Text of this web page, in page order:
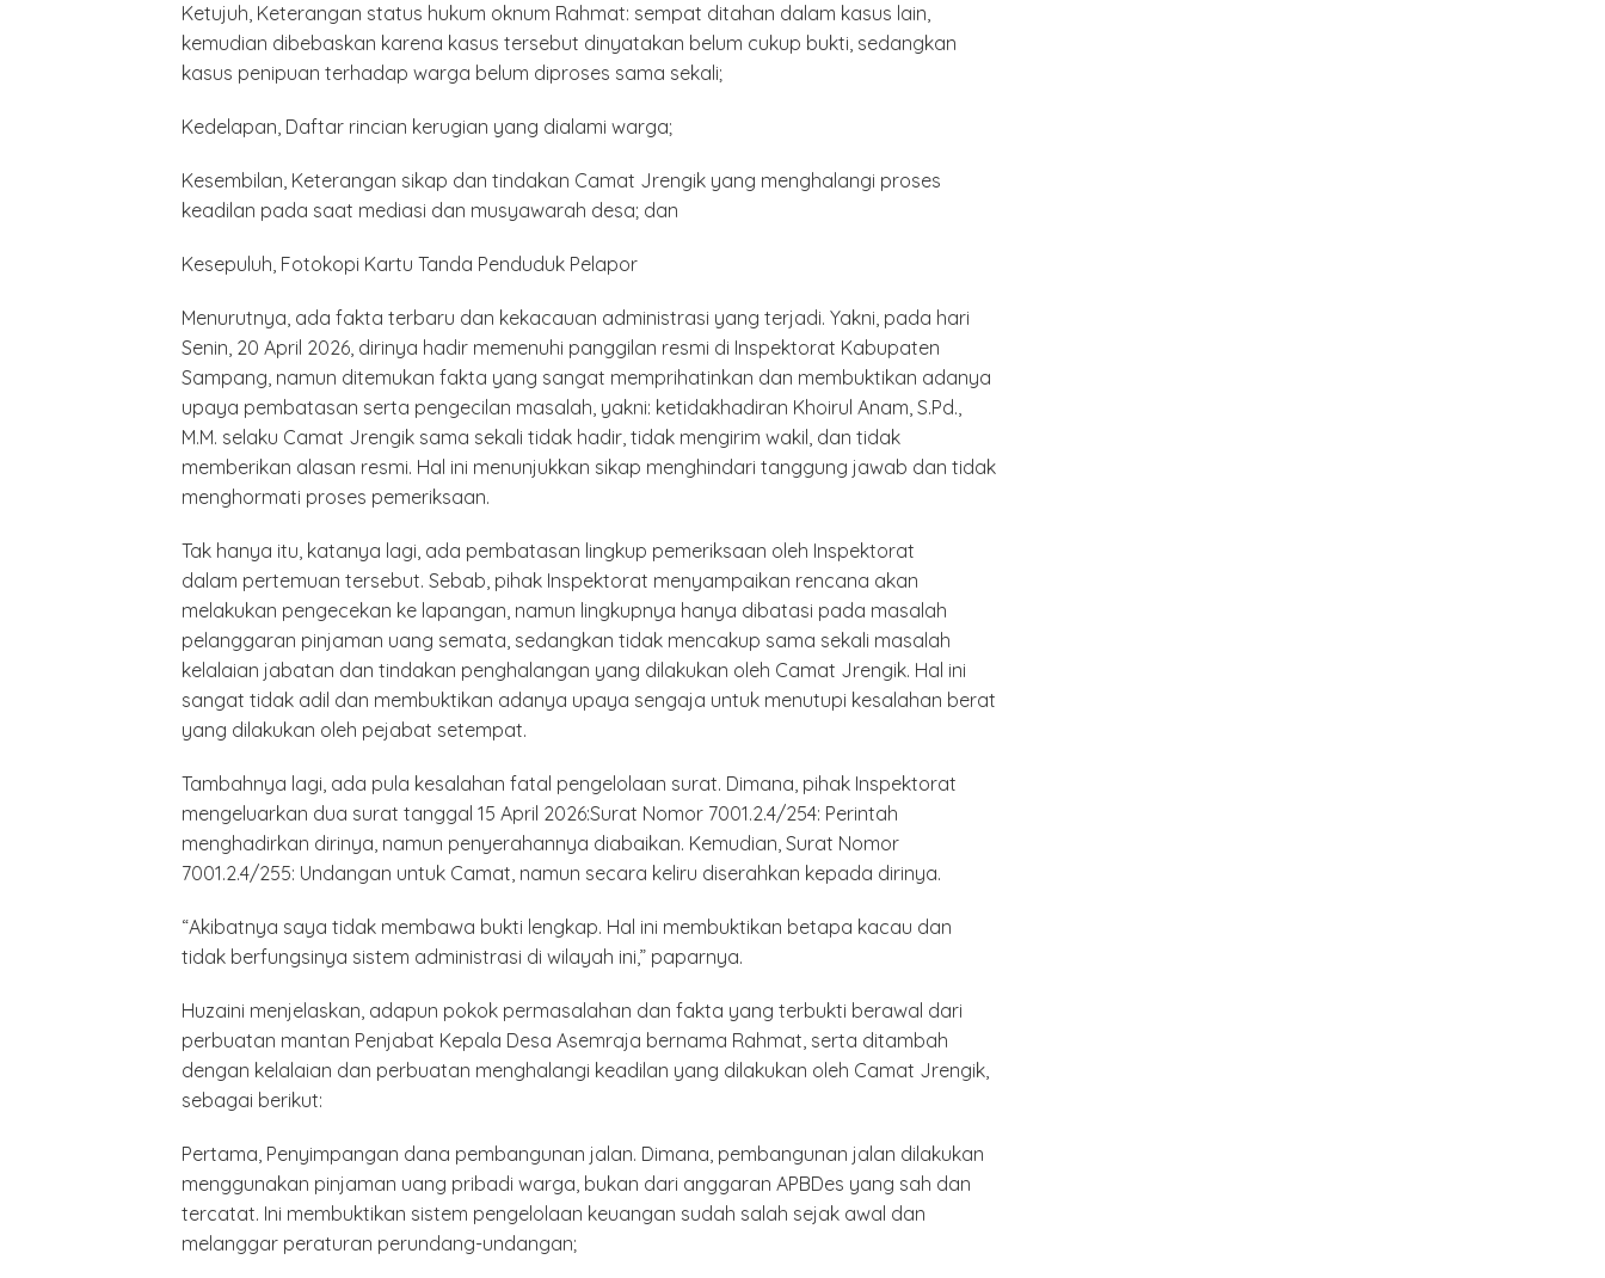
Ketujuh, Keterangan status hukum oknum Rahmat: sempat ditahan dalam kasus lain,
kemudian dibebaskan karena kasus tersebut dinyatakan belum cukup bukti, sedangkan
kasus penipuan terhadap warga belum diproses sama sekali;
Kedelapan, Daftar rincian kerugian yang dialami warga;
Kesembilan, Keterangan sikap dan tindakan Camat Jrengik yang menghalangi proses
keadilan pada saat mediasi dan musyawarah desa; dan
Kesepuluh, Fotokopi Kartu Tanda Penduduk Pelapor
Menurutnya, ada fakta terbaru dan kekacauan administrasi yang terjadi. Yakni, pada hari
Senin, 20 April 2026, dirinya hadir memenuhi panggilan resmi di Inspektorat Kabupaten
Sampang, namun ditemukan fakta yang sangat memprihatinkan dan membuktikan adanya
upaya pembatasan serta pengecilan masalah, yakni: ketidakhadiran Khoirul Anam, S.Pd.,
M.M. selaku Camat Jrengik sama sekali tidak hadir, tidak mengirim wakil, dan tidak
memberikan alasan resmi. Hal ini menunjukkan sikap menghindari tanggung jawab dan tidak
menghormati proses pemeriksaan.
Tak hanya itu, katanya lagi, ada pembatasan lingkup pemeriksaan oleh Inspektorat
dalam pertemuan tersebut. Sebab, pihak Inspektorat menyampaikan rencana akan
melakukan pengecekan ke lapangan, namun lingkupnya hanya dibatasi pada masalah
pelanggaran pinjaman uang semata, sedangkan tidak mencakup sama sekali masalah
kelalaian jabatan dan tindakan penghalangan yang dilakukan oleh Camat Jrengik. Hal ini
sangat tidak adil dan membuktikan adanya upaya sengaja untuk menutupi kesalahan berat
yang dilakukan oleh pejabat setempat.
Tambahnya lagi, ada pula kesalahan fatal pengelolaan surat. Dimana, pihak Inspektorat
mengeluarkan dua surat tanggal 15 April 2026:Surat Nomor 7001.2.4/254: Perintah
menghadirkan dirinya, namun penyerahannya diabaikan. Kemudian, Surat Nomor
7001.2.4/255: Undangan untuk Camat, namun secara keliru diserahkan kepada dirinya.
“Akibatnya saya tidak membawa bukti lengkap. Hal ini membuktikan betapa kacau dan
tidak berfungsinya sistem administrasi di wilayah ini,” paparnya.
Huzaini menjelaskan, adapun pokok permasalahan dan fakta yang terbukti berawal dari
perbuatan mantan Penjabat Kepala Desa Asemraja bernama Rahmat, serta ditambah
dengan kelalaian dan perbuatan menghalangi keadilan yang dilakukan oleh Camat Jrengik,
sebagai berikut:
Pertama, Penyimpangan dana pembangunan jalan. Dimana, pembangunan jalan dilakukan
menggunakan pinjaman uang pribadi warga, bukan dari anggaran APBDes yang sah dan
tercatat. Ini membuktikan sistem pengelolaan keuangan sudah salah sejak awal dan
melanggar peraturan perundang-undangan;